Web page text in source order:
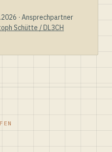
· Ansprechpartner
Schütte / DL3CH